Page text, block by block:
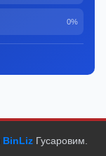
0%
BinLiz Гусаровим.